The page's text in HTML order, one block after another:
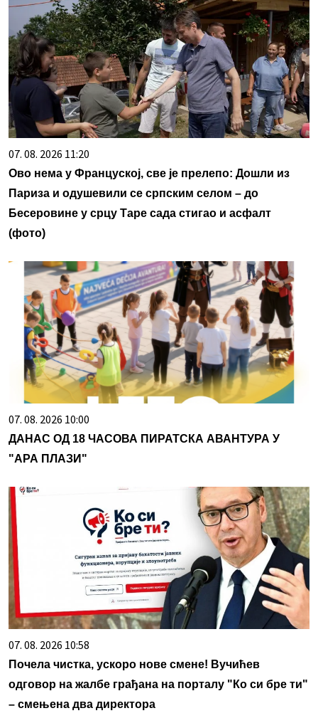
07. 08. 2026 11:20
Ово нема у Француској, све је прелепо: Дошли из
Париза и одушевили се српским селом – до
Бесеровине у срцу Таре сада стигао и асфалт
(фото)
07. 08. 2026 10:00
ДАНАС ОД 18 ЧАСОВА ПИРАТСКА АВАНТУРА У
"АРА ПЛАЗИ"
07. 08. 2026 10:58
Почела чистка, ускоро нове смене! Вучићев
одговор на жалбе грађана на порталу "Ко си бре ти"
– смењена два директора